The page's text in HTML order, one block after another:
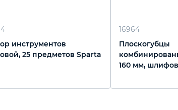
инструментов
25 предметов Sparta
16964
Плоскогубцы
160 мм,